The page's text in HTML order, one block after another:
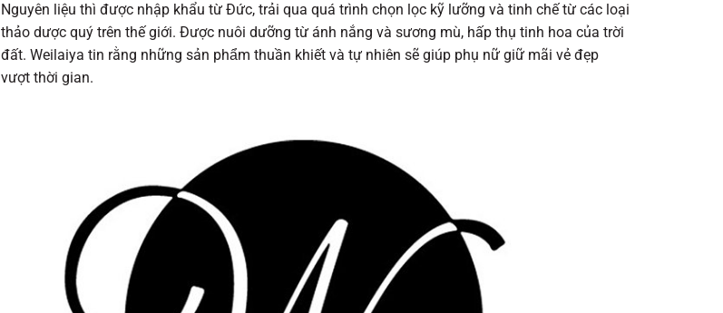
Nguyên liệu thì được nhập khẩu từ Đức, trải qua quá trình chọn lọc kỹ lưỡng và tinh chế từ các loại
thảo dược quý trên thế giới. Được nuôi dưỡng từ ánh nắng và sương mù, hấp thụ tinh hoa của trời
đất. Weilaiya tin rằng những sản phẩm thuần khiết và tự nhiên sẽ giúp phụ nữ giữ mãi vẻ đẹp
vượt thời gian.